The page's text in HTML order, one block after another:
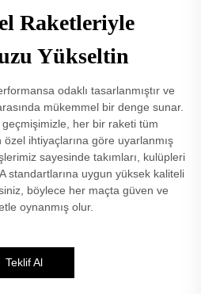
Raketleriyle
Yükseltin
odaklı tasarlanmıştır ve
mükemmel bir denge sunar.
her bir raketi tüm
ihtiyaçlarına göre uyarlanmış
sayesinde takımları, kulüpleri
standartlarına uygun yüksek kaliteli
böylece her maçta güven ve
oynanmış olur.
Teklif Al